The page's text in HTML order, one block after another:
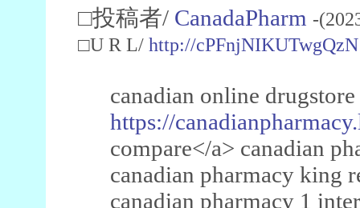
□投稿者/ CanadaPharm -
□U R L/ http://cPFnjNIKUTwgQzN
canadian online
https://
compare</a> canadian
canadian pharmacy king
canadian pharmacy 1